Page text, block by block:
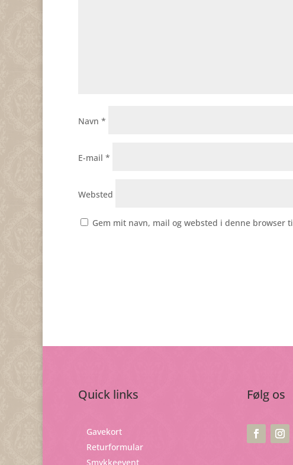
Navn *
E-mail *
Websted
Gem mit navn, mail og websted i denne browser
Quick links
Gavekort
Returformular
Smykkeevent
Følg os